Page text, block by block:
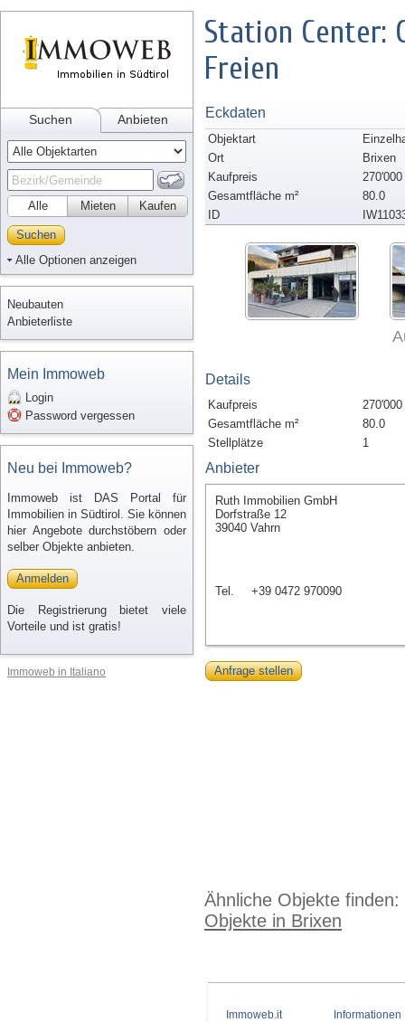
Suchen Anbieten
Alle Kaufen
Mieten
Suchen
Alle Optionen anzeigen
Neubauten
Anbieterliste
Mein Immoweb
Login
Password vergessen
Neu bei Immoweb?
Immoweb ist DAS Portal für
Immobilien in Südtirol. Sie können
hier Angebote durchstöbern oder
selber Objekte anbieten.
Anmelden
Die Registrierung bietet viele
Vorteile und ist gratis!
Immoweb in Italiano
Station Center:
Freien
Eckdaten
Objektart
Ort
Brixen
Kaufpreis
270'000
Gesamtfläche m²
80.0
ID
Details
Kaufpreis
270'000
Gesamtfläche m²
80.0
Stellplätze
1
Anbieter
Ruth Immobilien GmbH
Dorfstraße 12
39040 Vahrn
Tel. +39 0472 970090
Anfrage stellen
Ähnliche Objekte finden:
Objekte in Brixen
Immoweb.it Informationen